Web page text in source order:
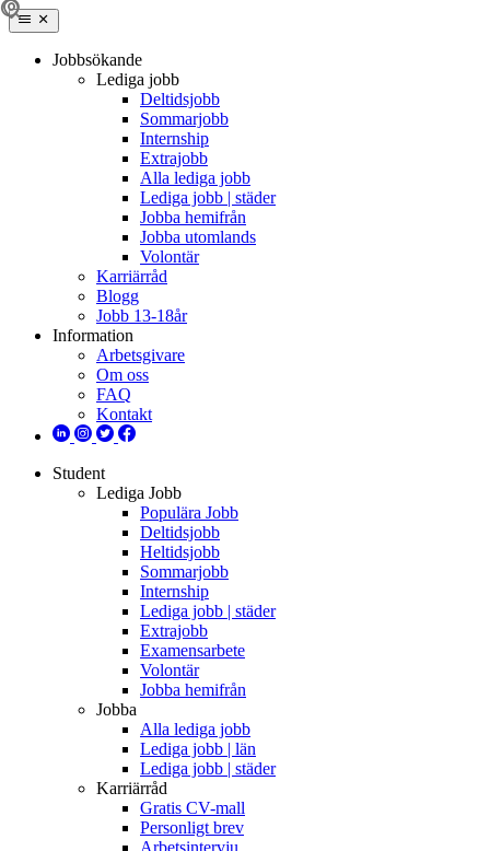
Jobbsökande
Lediga jobb
Deltidsjobb
Sommarjobb
Internship
Extrajobb
Alla lediga jobb
Lediga jobb | städer
Jobba hemifrån
Jobba utomlands
Volontär
Karriärråd
Blogg
Jobb 13-18år
Information
Arbetsgivare
Om oss
FAQ
Kontakt
Student
Lediga Jobb
Populära Jobb
Deltidsjobb
Heltidsjobb
Sommarjobb
Internship
Lediga jobb | städer
Extrajobb
Examensarbete
Volontär
Jobba hemifrån
Jobba
Alla lediga jobb
Lediga jobb | län
Lediga jobb | städer
Karriärråd
Gratis CV-mall
Personligt brev
Arbetsintervju